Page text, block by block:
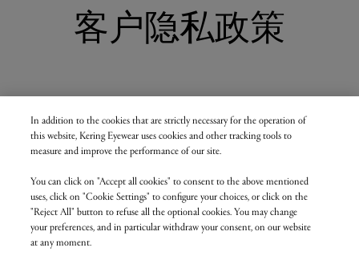
客户隐私政策
亲爱的客户：
感谢您选择我们的眼镜。
Kering Eyewear S.p.A.非常重视您的个人数据安全，因此，通过本隐私政
策，我们希望向您明确说明我们如何根据欧盟法规第 2016/679 号（
法”，统称“隐私法规”）处理与您所选择产品相关的个人数据。
隐私政策
In addition to the cookies that are strictly necessary for the operation of
this website, Kering Eyewear uses cookies and other tracking tools to
measure and improve the performance of our site.
You can click on "Accept all cookies" to consent to the above mentioned
uses, click on "Cookie Settings" to configure your choices, or click on the
"Reject All" button to refuse all the optional cookies. You may change
your preferences, and in particular withdraw your consent, on our website
at any moment.